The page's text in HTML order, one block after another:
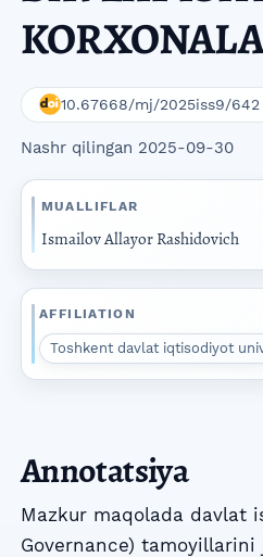
10.67668/mj/2025iss9/642
Nashr qilingan 2025-09-30
MUALLIFLAR
Ismailov Allayor Rashidovich
AFFILIATION
Toshkent davlat iqtisodiyot
Annotatsiya
Mazkur maqolada davlat
Governance)